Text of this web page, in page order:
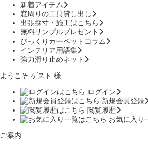
新着アイテム
窓周りの工具貸し出し
出張採寸・施工はこちら
無料サンプルプレゼント
びっくりカーペットコラム
インテリア用語集
強力滑り止めネット
ようこそ ゲスト 様
ログイン
新規会員登録
閲覧履歴
お気に入り
ご案内